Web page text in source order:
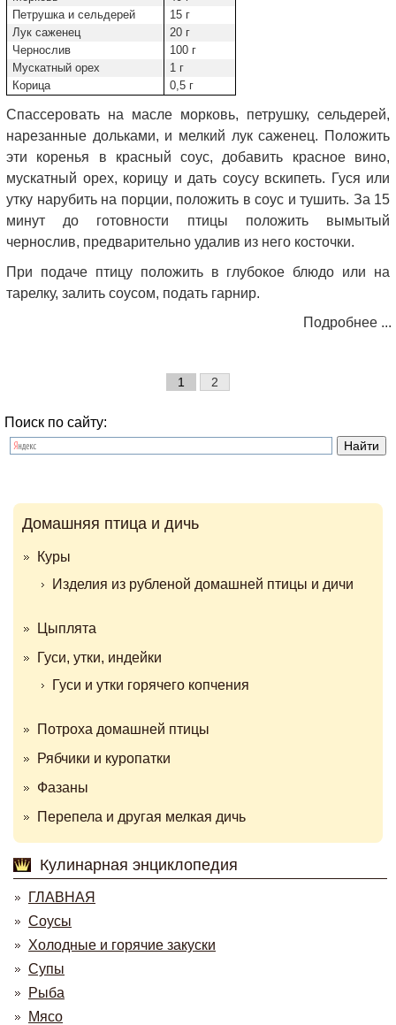
Петрушка и сельдерей
15 г
Лук саженец
20 г
Чернослив
100 г
Мускатный орех
1 г
Корица
0,5 г
Спассеровать на масле морковь, петрушку, сельдерей,
нарезанные дольками, и мелкий лук саженец. Положить
эти коренья в красный соус, добавить красное вино,
мускатный орех, корицу и дать соусу вскипеть. Гуся или
утку нарубить на порции, положить в соус и тушить. За 15
минут до готовности птицы положить вымытый
чернослив, предварительно удалив из него косточки.
При подаче птицу положить в глубокое блюдо или на
тарелку, залить соусом, подать гарнир.
Подробнее ...
1 2
Поиск по сайту:
Домашняя птица и дичь
Куры
Изделия из рубленой домашней птицы и дичи
Цыплята
Гуси, утки, индейки
Гуси и утки горячего копчения
Потроха домашней птицы
Рябчики и куропатки
Фазаны
Перепела и другая мелкая дичь
Кулинарная энциклопедия
ГЛАВНАЯ
Соусы
Холодные и горячие закуски
Супы
Рыба
Мясо